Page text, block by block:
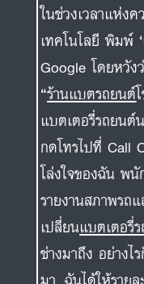
ในช่วงเวลาแห่ง
เทคโนโลยี พิมพ์
Google โดยหวั
“ร้านแบตรถยนต์
แบตเตอรี่รถยน
กดโทรไปที่ Call
โล่งใจของฉัน พ
รายงานสภาพรถ
เปลี่ยนแบตเตอรี่
ช่างมาถึง อย่างไ